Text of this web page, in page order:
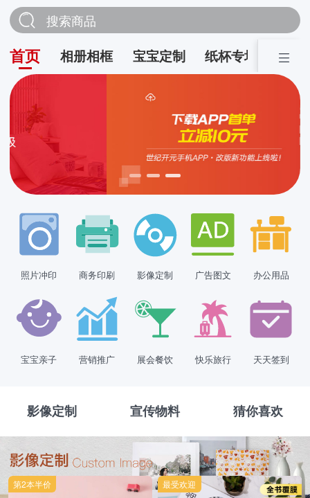
搜索商品
首页 相册相框 宝宝定制 纸杯专场 营销
照片冲印 商务印刷 影像定制 广告图文 办公用品
宝宝亲子 营销推广 展会餐饮 快乐旅行 天天签到
影像定制 宣传物料 猜你喜欢
第2本半价 最受欢迎